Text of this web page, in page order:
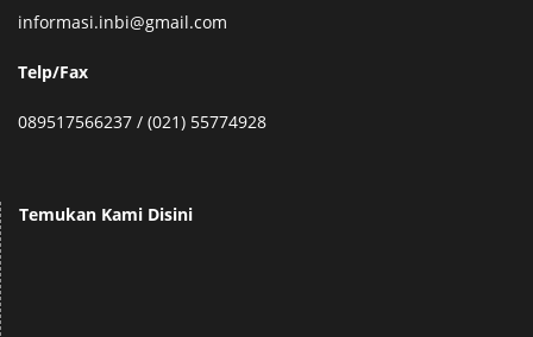
informasi.inbi@gmail.com
Telp/Fax
089517566237 / (021) 55774928
Temukan Kami Disini